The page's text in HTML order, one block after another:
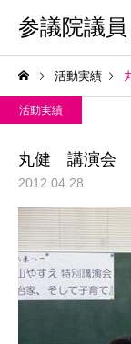
参議院議
活動実績
活動実績
丸健 講演会
2012.04.28